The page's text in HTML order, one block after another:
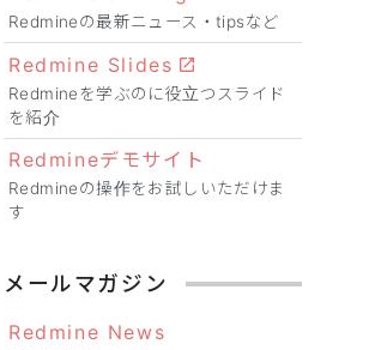
Redmineの最新ニュース・tipsなど
Redmine Slides
Redmineを学ぶのに役立つスライド
を紹介
Redmineデモサイト
Redmineの操作をお試しいただけま
す
メールマガジン
Redmine News